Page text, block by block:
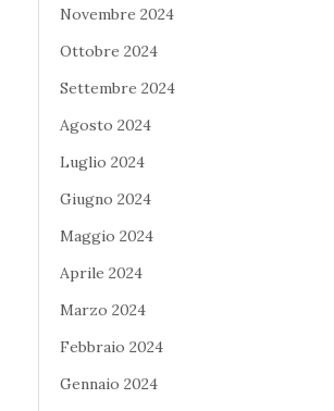
Novembre 2024
Ottobre 2024
Settembre 2024
Agosto 2024
Luglio 2024
Giugno 2024
Maggio 2024
Aprile 2024
Marzo 2024
Febbraio 2024
Gennaio 2024